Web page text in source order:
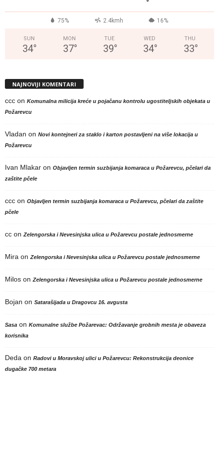
°
75% 2.4kmh 16%
SUN
34°
MON
37°
TUE
39°
WED
34°
THU
33°
NAJNOVIJI KOMENTARI
ccc on Komunalna milicija kreće u pojačanu kontrolu ugostiteljskih objekata u
Požarevcu
Vladan on Novi kontejneri za staklo i karton postavljeni na više lokacija u
Požarevcu
Ivan Mlakar on Objavljen termin suzbijanja komaraca u Požarevcu, pčelari da
zaštite pčele
ccc on Objavljen termin suzbijanja komaraca u Požarevcu, pčelari da zaštite
pčele
cc on Zelengorska i Nevesinjska ulica u Požarevcu postale jednosmerne
Mira on Zelengorska i Nevesinjska ulica u Požarevcu postale jednosmerne
Milos on Zelengorska i Nevesinjska ulica u Požarevcu postale jednosmerne
Bojan on Satarašijada u Dragovcu 16. avgusta
Sasa on Komunalne službe Požarevac: Održavanje grobnih mesta je obaveza
korisnika
Deda on Radovi u Moravskoj ulici u Požarevcu: Rekonstrukcija deonice
dugačke 700 metara